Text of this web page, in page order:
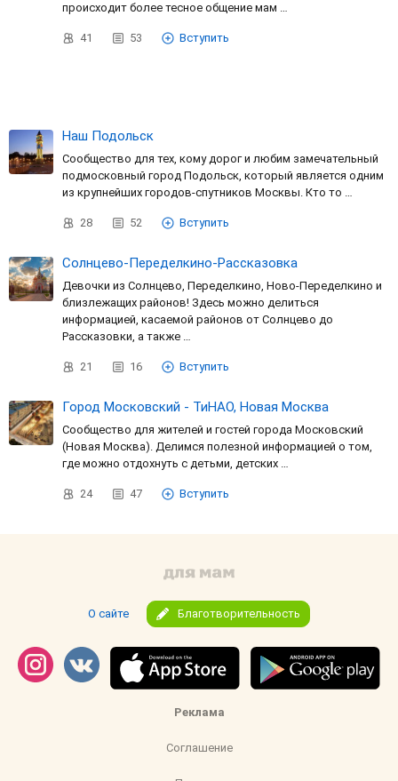
происходит более тесное общение мам …
41 53 Вступить
Наш Подольск
Сообщество для тех, кому дорог и любим замечательный
подмосковный город Подольск, который является одним
из крупнейших городов-спутников Москвы. Кто то …
28 52 Вступить
Солнцево-Переделкино-Рассказовка
Девочки из Солнцево, Переделкино, Ново-Переделкино и
близлежащих районов! Здесь можно делиться
информацией, касаемой районов от Солнцево до
Рассказовки, а также …
21 16 Вступить
Город Московский - ТиНАО, Новая Москва
Сообщество для жителей и гостей города Московский
(Новая Москва). Делимся полезной информацией о том,
где можно отдохнуть с детьми, детских …
24 47 Вступить
О сайте Благотворительность
Реклама
Соглашение